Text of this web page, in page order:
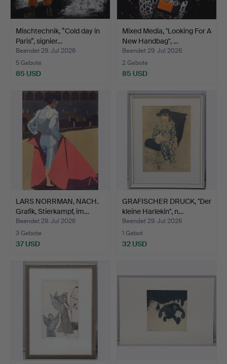
Mischtechnik, ”Cold day in
Paris”, signier…
Beendet 29. Jul 2026
5 Gebote
85 USD
Mixed Media, "Looking For A
New Handbag", …
Beendet 29. Jul 2026
2 Gebote
85 USD
LARS NORRMAN, NACH.
Grafik, Stierkampf, im…
Beendet 29. Jul 2026
3 Gebote
37 USD
GRAFISCHER DRUCK, "Der
kleine Harlekin", n…
Beendet 29. Jul 2026
1 Gebot
32 USD